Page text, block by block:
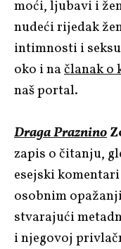
moći, ljubavi i
nudeći rijedak
intimnosti i
oko i načlanak o
naš portal.
Draga Praznino
zapis o čitanju,
esejski
osobnim
stvarajući
i njegovoj